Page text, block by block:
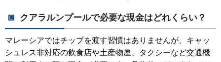
クアラルンプールで必要な現金はどれくらい？
マレーシアではチップを渡す習慣はありませんが、キャッ
シュレス非対応の飲食店や土産物屋、タクシーなど交通機